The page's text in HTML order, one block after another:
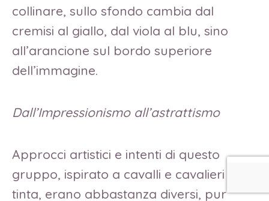
collinare, sullo sfondo cambia dal
cremisi al giallo, dal viola al blu, sino
all’arancione sul bordo superiore
dell’immagine.
Dall’Impressionismo all’astrattismo
Approcci artistici e intenti di questo
gruppo, ispirato a cavalli e cavalieri in
tinta, erano abbastanza diversi, pur